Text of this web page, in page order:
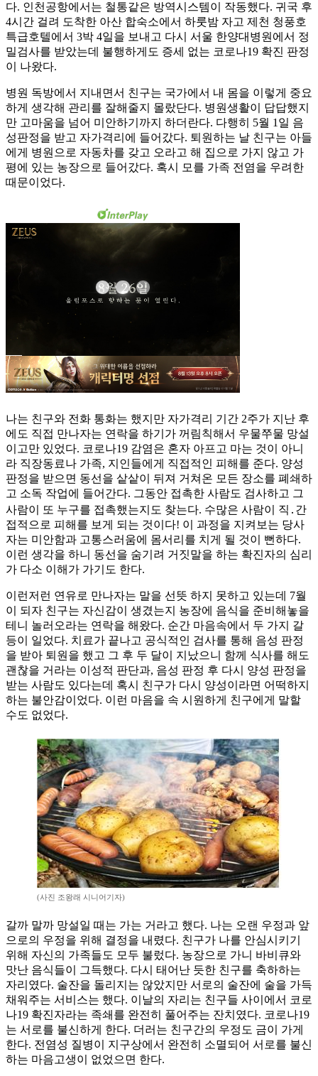
다. 인천공항에서는 철통같은 방역시스템이 작동했다. 귀국 후
4시간 걸려 도착한 아산 합숙소에서 하룻밤 자고 제천 청풍호
특급호텔에서 3박 4일을 보내고 다시 서울 한양대병원에서 정
밀검사를 받았는데 불행하게도 증세 없는 코로나19 확진 판정
이 나왔다.
병원 독방에서 지내면서 친구는 국가에서 내 몸을 이렇게 중요
하게 생각해 관리를 잘해줄지 몰랐단다. 병원생활이 답답했지
만 고마움을 넘어 미안하기까지 하더란다. 다행히 5월 1일 음
성판정을 받고 자가격리에 들어갔다. 퇴원하는 날 친구는 아들
에게 병원으로 자동차를 갖고 오라고 해 집으로 가지 않고 가
평에 있는 농장으로 들어갔다. 혹시 모를 가족 전염을 우려한
때문이었다.
나는 친구와 전화 통화는 했지만 자가격리 기간 2주가 지난 후
에도 직접 만나자는 연락을 하기가 꺼림칙해서 우물쭈물 망설
이고만 있었다. 코로나19 감염은 혼자 아프고 마는 것이 아니
라 직장동료나 가족, 지인들에게 직접적인 피해를 준다. 양성
판정을 받으면 동선을 샅샅이 뒤져 거쳐온 모든 장소를 폐쇄하
고 소독 작업에 들어간다. 그동안 접촉한 사람도 검사하고 그
사람이 또 누구를 접촉했는지도 찾는다. 수많은 사람이 직․간
접적으로 피해를 보게 되는 것이다! 이 과정을 지켜보는 당사
자는 미안함과 고통스러움에 몸서리를 치게 될 것이 뻔하다.
이런 생각을 하니 동선을 숨기려 거짓말을 하는 확진자의 심리
가 다소 이해가 가기도 한다.
이런저런 연유로 만나자는 말을 선뜻 하지 못하고 있는데 7월
이 되자 친구는 자신감이 생겼는지 농장에 음식을 준비해놓을
테니 놀러오라는 연락을 해왔다. 순간 마음속에서 두 가지 갈
등이 일었다. 치료가 끝나고 공식적인 검사를 통해 음성 판정
을 받아 퇴원을 했고 그 후 두 달이 지났으니 함께 식사를 해도
괜찮을 거라는 이성적 판단과, 음성 판정 후 다시 양성 판정을
받는 사람도 있다는데 혹시 친구가 다시 양성이라면 어떡하지
하는 불안감이었다. 이런 마음을 속 시원하게 친구에게 말할
수도 없었다.
(사진 조왕래 시니어기자)
갈까 말까 망설일 때는 가는 거라고 했다. 나는 오랜 우정과 앞
으로의 우정을 위해 결정을 내렸다. 친구가 나를 안심시키기
위해 자신의 가족들도 모두 불렀다. 농장으로 가니 바비큐와
맛난 음식들이 그득했다. 다시 태어난 듯한 친구를 축하하는
자리였다. 술잔을 돌리지는 않았지만 서로의 술잔에 술을 가득
채워주는 서비스는 했다. 이날의 자리는 친구들 사이에서 코로
나19 확진자라는 족쇄를 완전히 풀어주는 잔치였다. 코로나19
는 서로를 불신하게 한다. 더러는 친구간의 우정도 금이 가게
한다. 전염성 질병이 지구상에서 완전히 소멸되어 서로를 불신
하는 마음고생이 없었으면 한다.